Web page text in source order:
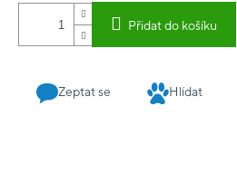
Přidat do košíku
Zeptat se Hlídat